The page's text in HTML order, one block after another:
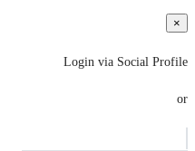
×
Login via Social Profile
or